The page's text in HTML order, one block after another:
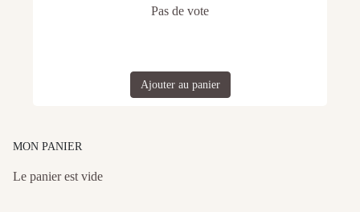
Pas de vote
Ajouter au panier
MON PANIER
Le panier est vide